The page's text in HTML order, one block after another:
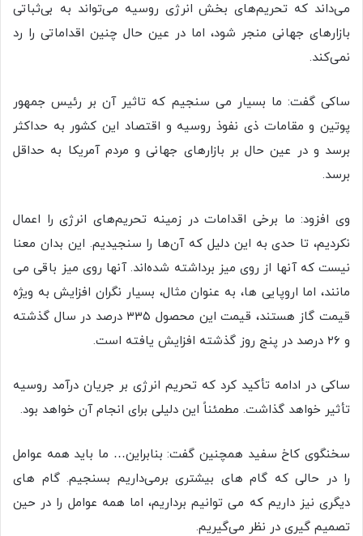
می‌داند که تحریم‌های بخش انرژی روسیه می‌تواند به بی‌ثباتی
بازارهای جهانی منجر شود، اما در عین حال چنین اقداماتی را رد
نمی‌کند.
ساکی گفت: ما بسیار می سنجیم که تاثیر آن بر رئیس جمهور
پوتین و مقامات ذی نفوذ روسیه و اقتصاد این کشور به حداکثر
برسد و در عین حال بر بازارهای جهانی و مردم آمریکا به حداقل
برسد.
وی افزود: ما برخی اقدامات در زمینه تحریم‌های انرژی را اعمال
نکردیم، تا حدی به این دلیل که آن‌ها را سنجیدیم. این بدان معنا
نیست که آنها از روی میز برداشته شده‌اند. آنها روی میز باقی می
مانند، اما اروپایی ها، به عنوان مثال، بسیار نگران افزایش به ویژه
قیمت گاز هستند، قیمت این محصول ۳۳۵ درصد در سال گذشته
و ۲۶ درصد در پنج روز گذشته افزایش یافته است.
ساکی در ادامه تأکید کرد که تحریم انرژی بر جریان درآمد روسیه
تأثیر خواهد گذاشت. مطمئناً این دلیلی برای انجام آن خواهد بود.
سخنگوی کاخ سفید همچنین گفت: بنابراین… ما باید همه عوامل
را در حالی که گام های بیشتری برمی‌داریم بسنجیم. گام های
دیگری نیز داریم که می توانیم برداریم، اما همه عوامل را در حین
تصمیم گیری در نظر می‌گیریم.